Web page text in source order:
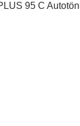
95 C